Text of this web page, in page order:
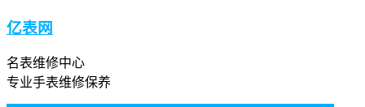
亿表网
名表维修中心
专业手表维修保养